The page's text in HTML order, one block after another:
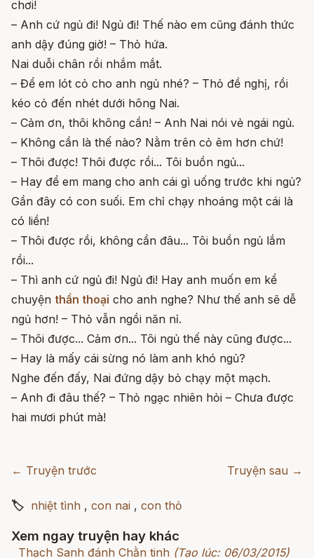
chơi!
– Anh cứ ngủ đi! Ngủ đi! Thế nào em cũng đánh thức
anh dậy đúng giờ! – Thỏ hứa.
Nai duỗi chân rồi nhắm mắt.
– Để em lót cỏ cho anh ngủ nhé? – Thỏ đề nghị, rồi
kéo cỏ đến nhét dưới hông Nai.
– Cảm ơn, thôi không cần! – Anh Nai nói vẻ ngái ngủ.
– Không cần là thế nào? Nằm trên cỏ êm hơn chứ!
– Thôi được! Thôi được rồi... Tôi buồn ngủ...
– Hay để em mang cho anh cái gì uống trước khi ngủ?
Gần đây có con suối. Em chỉ chạy nhoáng một cái là
có liền!
– Thôi được rồi, không cần đâu... Tôi buồn ngủ lắm
rồi...
– Thì anh cứ ngủ đi! Ngủ đi! Hay anh muốn em kể
chuyện thần thoại cho anh nghe? Như thế anh sẽ dễ
ngủ hơn! – Thỏ vẫn ngồi năn nỉ.
– Thôi được... Cảm ơn... Tôi ngủ thế này cũng được...
– Hay là mấy cái sừng nó làm anh khó ngủ?
Nghe đến đấy, Nai đứng dậy bỏ chạy một mạch.
– Anh đi đâu thế? – Thỏ ngạc nhiên hỏi – Chưa được
hai mươi phút mà!
← Truyện trước Truyện sau →
🏷 nhiệt tình , con nai , con thỏ
Xem ngay truyện hay khác
Thạch Sanh đánh Chằn tinh (Tạo lúc: 06/03/2015)